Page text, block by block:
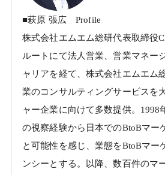
■萩原 張広 Profile
株式会社エムエム総研代表取締役
ルートにて法人営業、営業マネー
ャリアを経て、株式会社エムエム
業のコンサルティングサービスを
ャー企業に向けて多数提供。1998
の視察経験から日本でのBtoBマー
と可能性を感じ、業態をBtoBマー
ンシーとする。以降、数百件のマ